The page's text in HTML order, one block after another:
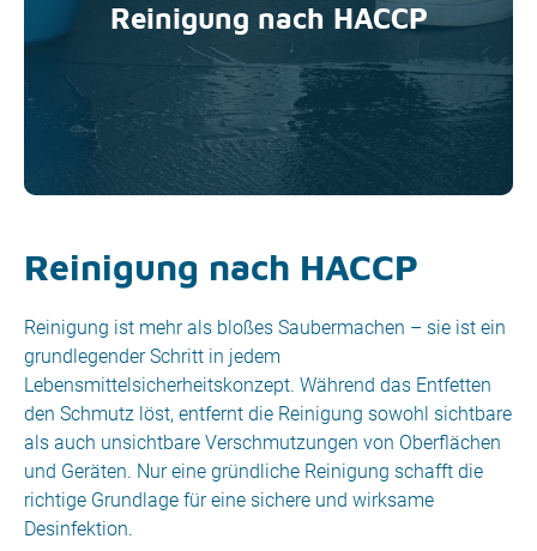
Reinigung nach HACCP
Reinigung nach HACCP
Reinigung ist mehr als bloßes Saubermachen – sie ist ein
grundlegender Schritt in jedem
Lebensmittelsicherheitskonzept. Während das Entfetten
den Schmutz löst, entfernt die Reinigung sowohl sichtbare
als auch unsichtbare Verschmutzungen von Oberflächen
und Geräten. Nur eine gründliche Reinigung schafft die
richtige Grundlage für eine sichere und wirksame
Desinfektion.